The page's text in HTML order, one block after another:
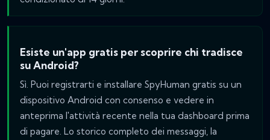
Esiste un'app gratis per scoprire chi tradisce
su Android?
Sì. Puoi registrarti e installare SpyHuman gratis su un
dispositivo Android con consenso e vedere in
anteprima l'attività recente nella tua dashboard prima
di pagare. Lo storico completo dei messaggi, la